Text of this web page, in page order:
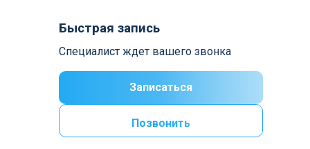
Быстрая запись
Специалист ждет вашего звонка
Записаться
Позвонить